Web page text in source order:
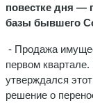
повестке дня —
базы бывшего
- Продажа
первом
утверждался
решение о